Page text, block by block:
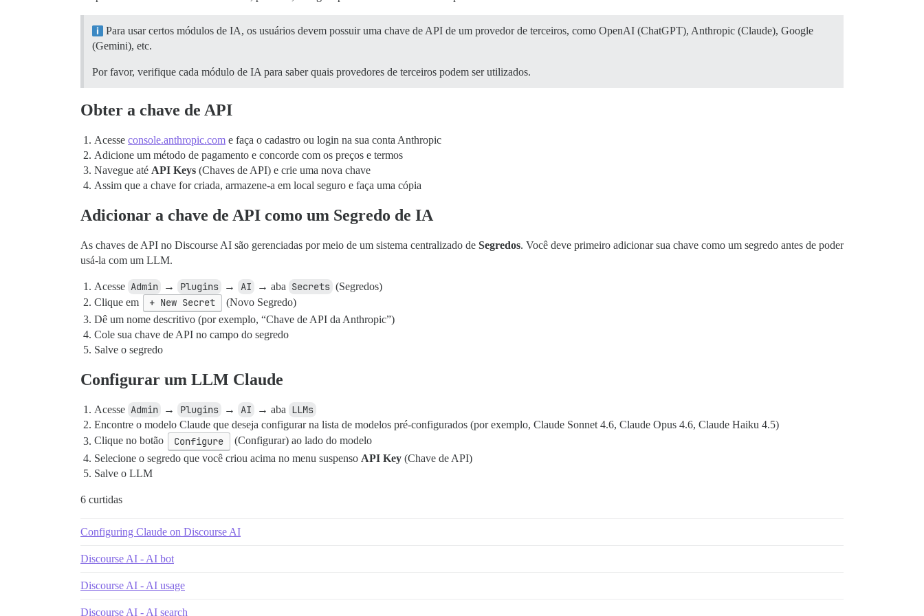
Para usar certos módulos de IA, os usuários devem possuir uma chave de API de um provedor de terceiros, como OpenAI (ChatGPT), Anthropic (Claude), Google
(Gemini), etc.
Por favor, verifique cada módulo de IA para saber quais provedores de terceiros podem ser utilizados.
Obter a chave de API
Acesse console.anthropic.com e faça o cadastro ou login na sua conta Anthropic
Adicione um método de pagamento e concorde com os preços e termos
Navegue até API Keys (Chaves de API) e crie uma nova chave
Assim que a chave for criada, armazene-a em local seguro e faça uma cópia
Adicionar a chave de API como um Segredo de IA
As chaves de API no Discourse AI são gerenciadas por meio de um sistema centralizado de Segredos. Você deve primeiro adicionar sua chave como um segredo antes de poder
usá-la com um LLM.
Acesse Admin → Plugins → AI → aba Secrets (Segredos)
Clique em
+ New Secret
(Novo Segredo)
Dê um nome descritivo (por exemplo, “Chave de API da Anthropic”)
Cole sua chave de API no campo do segredo
Salve o segredo
Configurar um LLM Claude
Acesse Admin → Plugins → AI → aba LLMs
Encontre o modelo Claude que deseja configurar na lista de modelos pré-configurados (por exemplo, Claude Sonnet 4.6, Claude Opus 4.6, Claude Haiku 4.5)
Clique no botão
Configure
(Configurar) ao lado do modelo
Selecione o segredo que você criou acima no menu suspenso API Key (Chave de API)
Salve o LLM
6 curtidas
Configuring Claude on Discourse AI
Discourse AI - AI bot
Discourse AI - AI usage
Discourse AI - AI search